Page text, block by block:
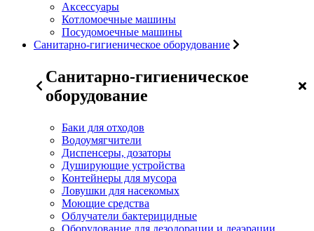
Аксессуары
Котломоечные машины
Посудомоечные машины
Санитарно-гигиеническое оборудование
Санитарно-гигиеническое
оборудование
Баки для отходов
Водоумягчители
Диспенсеры, дозаторы
Душирующие устройства
Контейнеры для мусора
Ловушки для насекомых
Моющие средства
Облучатели бактерицидные